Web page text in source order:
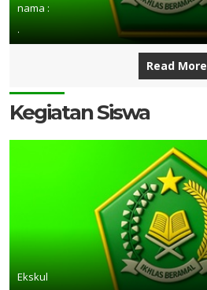
nama :
.
Read More
Kegiatan Siswa
Ekskul